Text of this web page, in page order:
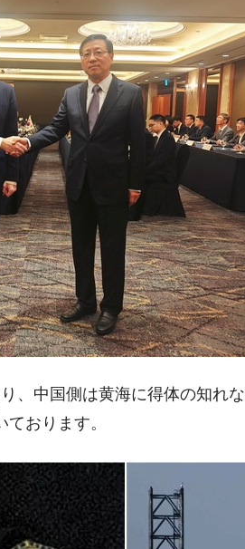
りになって抗議活動」
常増加させる ⇒ 中国の過剰生産が世
調」のウラで他業種は全般的「不調
費者院が『クーパン』1人当たり賠償
干ばつ
世代駆逐艦「KDDX」1番艦、2032年
急進！ 日米の協調に韓国がいっちょ
補助金を全廃 ⇒ 実は韓国で『BYD』
が着韓！⇒ さっそく空港に詰めかけ
ッジETFの清算はほぼ終わった」
価暴落で200兆蒸発。
ンドを通報しようキャンペーン」⇒ あ
⇒ 耐久性「なさすぎ」では。
』ズブズブ沈む。営業利益80.2％も
、中国側は黄海に得体の知れ
ております。